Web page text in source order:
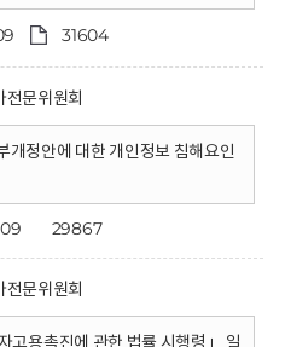
31604
전문위원회
개정안에 대한 개인정보 침해요인
29867
전문위원회
고용촉진에 관한 법률 시행령」 일